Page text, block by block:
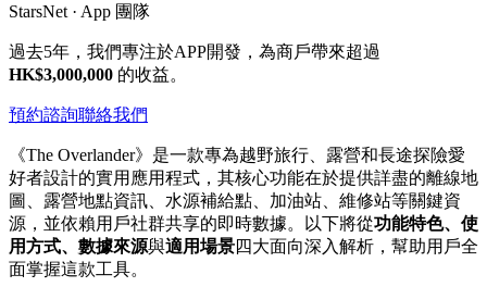
StarsNet · App 團隊
過去5年，我們專注於APP開發，為商戶帶來超過
HK$3,000,000 的收益。
預約諮詢聯絡我們
《The Overlander》是一款專為越野旅行、露營和長途探險愛
好者設計的實用應用程式，其核心功能在於提供詳盡的離線地
圖、露營地點資訊、水源補給點、加油站、維修站等關鍵資
源，並依賴用戶社群共享的即時數據。以下將從功能特色、使
用方式、數據來源與適用場景四大面向深入解析，幫助用戶全
面掌握這款工具。